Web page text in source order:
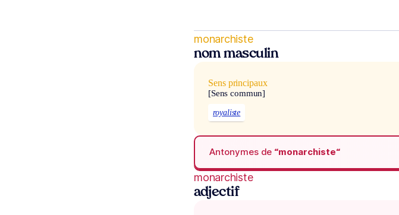
monarchiste
nom masculin
Sens principaux
[Sens commun]
royaliste
Antonymes de “monarchiste“
monarchiste
adjectif